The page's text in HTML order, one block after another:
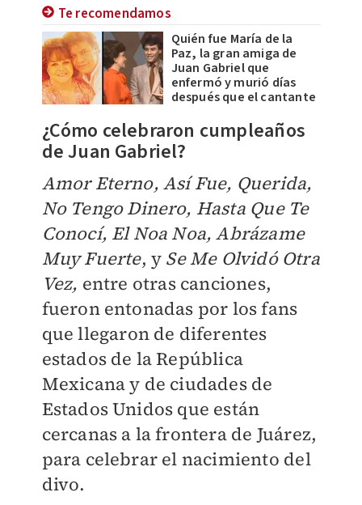
Te recomendamos
Quién fue María de la
Paz, la gran amiga de
Juan Gabriel que
enfermó y murió días
después que el cantante
¿Cómo celebraron cumpleaños
de Juan Gabriel?
Amor Eterno, Así Fue, Querida,
No Tengo Dinero, Hasta Que Te
Conocí, El Noa Noa, Abrázame
Muy Fuerte, y Se Me Olvidó Otra
Vez, entre otras canciones,
fueron entonadas por los fans
que llegaron de diferentes
estados de la República
Mexicana y de ciudades de
Estados Unidos que están
cercanas a la frontera de Juárez,
para celebrar el nacimiento del
divo.